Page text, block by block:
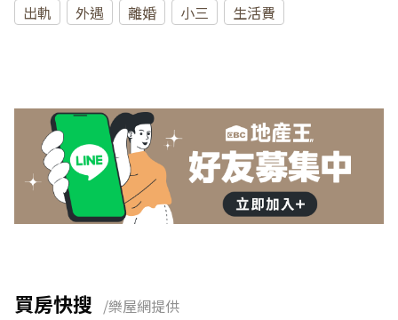
出軌 外遇 離婚 小三 生活費
買房快搜 /樂屋網提供